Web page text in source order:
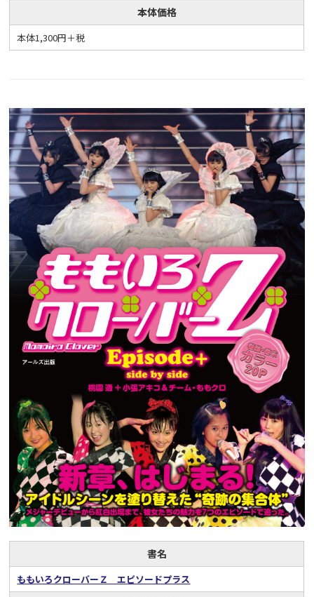
本体価格
本体1,300円＋税
書名
ももいろクローバーＺ エピソードプラス